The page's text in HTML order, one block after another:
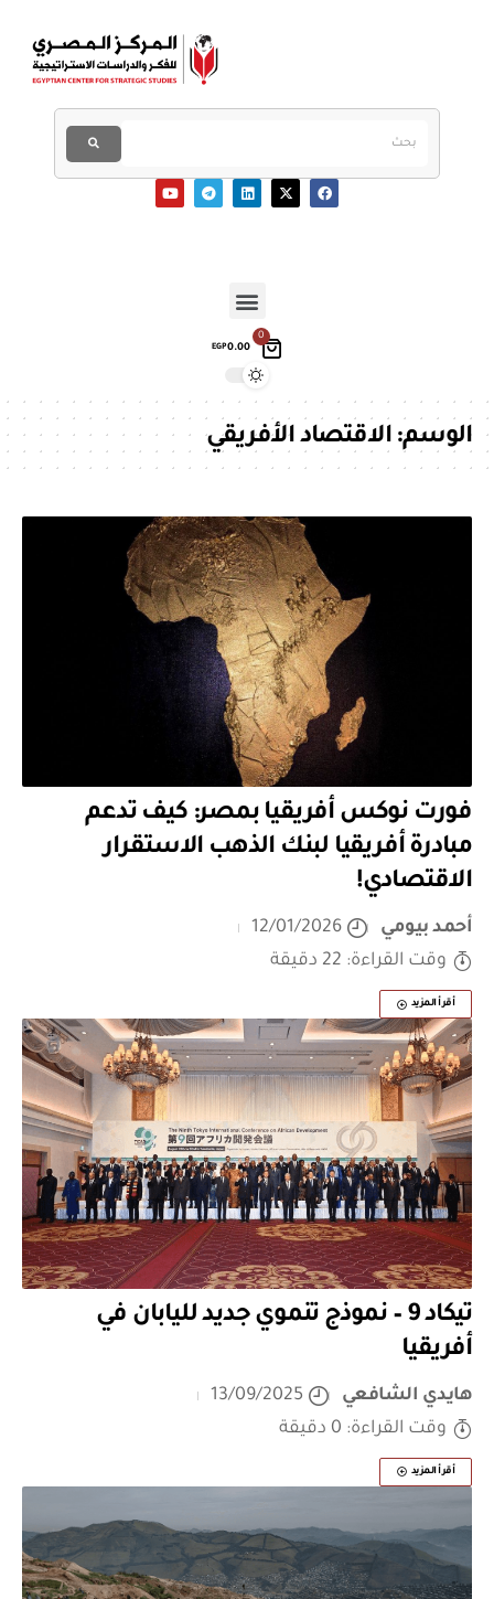
0
EGP0.00
الوسم:الاقتصاد الأفريقي
فورت نوكس أفريقيا بمصر: كيف تدعم
مبادرة أفريقيا لبنك الذهب الاستقرار
الاقتصادي!
أحمد بيومي
12/01/2026
وقت القراءة: 22 دقيقة
أقرأ المزيد
تيكاد 9 – نموذج تنموي جديد لليابان في
أفريقيا
هايدي الشافعي
13/09/2025
وقت القراءة: 0 دقيقة
أقرأ المزيد